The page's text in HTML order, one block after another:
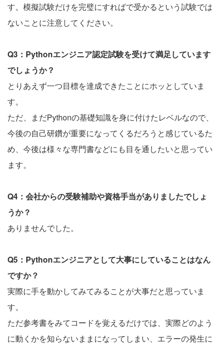
す。模擬試験だけを完璧にすればで受かるという試験では
ないことに注意してください。
Q3：Pythonエンジニア認定試験を受けて満足しています
でしょうか？
とりあえず一つ目標を達成できたことにホッとしていま
す。
ただ、まだPythonの基礎知識を身に付けたレベルなので、
今後の自己研鑽が重要になってくるだろうと感じているた
め、今後は様々な専門書などにも目を通したいと思ってい
ます。
Q4：会社からの受験補助や資格手当がありましたでしょ
うか？
ありませんでした。
Q5：Pythonエンジニアとして大事にしていることはなん
ですか？
実際に手を動かしてみてみることが大事だと思っていま
す。
ただ参考書をみてコードを覚えるだけでは、実際どのよう
に動くかを知らないままになってしまい、エラーの発生に